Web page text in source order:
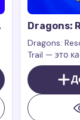
Dragons:
Zeppla
Dragons:
Trail — это
Зепплой из
Riders.
быстрый и
всегда